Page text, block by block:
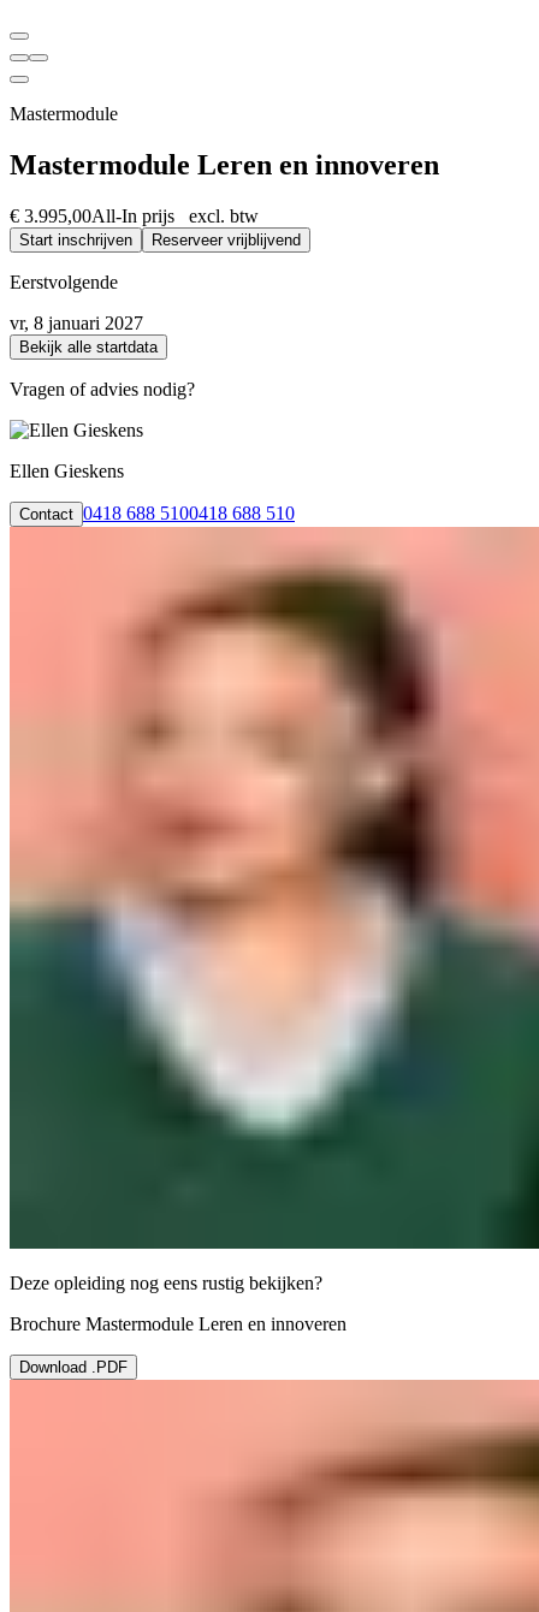
Mastermodule
Mastermodule Leren en innoveren
€ 3.995,00All-In prijs excl. btw
Start inschrijven Reserveer vrijblijvend
Eerstvolgende
vr, 8 januari 2027
Bekijk alle startdata
Vragen of advies nodig?
Ellen Gieskens
Contact 0418 688 5100418 688 510
Deze opleiding nog eens rustig bekijken?
Brochure Mastermodule Leren en innoveren
Download .PDF